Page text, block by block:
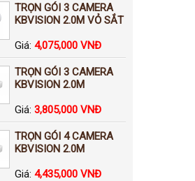
TRỌN GÓI 3 CAMERA
KBVISION 2.0M VỎ SẮT
Giá: 4,075,000 VNĐ
TRỌN GÓI 3 CAMERA
KBVISION 2.0M
Giá: 3,805,000 VNĐ
TRỌN GÓI 4 CAMERA
KBVISION 2.0M
Giá: 4,435,000 VNĐ